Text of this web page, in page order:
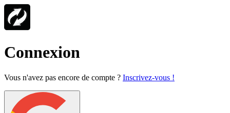
Connexion
Vous n'avez pas encore de compte ? Inscrivez-vous !